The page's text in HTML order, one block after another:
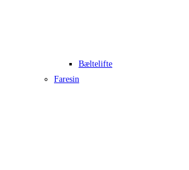
Bæltelifte
Faresin